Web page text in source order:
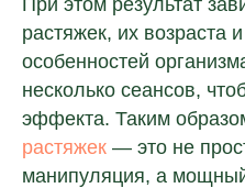
При этом результат
растяжек, их возраста
особенностей
несколько сеансов,
эффекта. Таким
растяжек — это не
манипуляция, а